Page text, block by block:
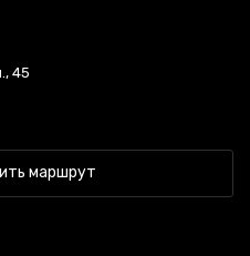
45
маршрут